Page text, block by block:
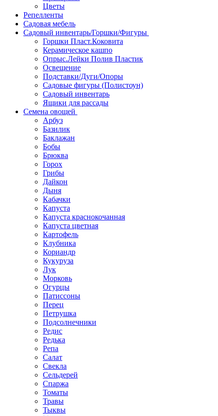
Цветы
Репелленты
Садовая мебель
Садовый инвентарь/Горшки/Фигуры
Горшки Пласт.Коковита
Керамическое кашпо
Опрыс.Лейки Полив Пластик
Освещение
Подставки/Дуги/Опоры
Садовые фигуры (Полистоун)
Садовый инвентарь
Ящики для рассады
Семена овощей
Арбуз
Базилик
Баклажан
Бобы
Брюква
Горох
Грибы
Дайкон
Дыня
Кабачки
Капуста
Капуста краснокочанная
Капуста цветная
Картофель
Клубника
Кориандр
Кукуруза
Лук
Морковь
Огурцы
Патиссоны
Перец
Петрушка
Подсолнечники
Редис
Редька
Репа
Салат
Свекла
Сельдерей
Спаржа
Томаты
Травы
Тыквы